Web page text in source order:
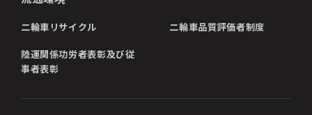
二輪車リサイクル 二輪車品質評価者制度
陸運関係功労者表彰及び従
事者表彰